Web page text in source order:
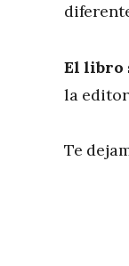
El libro
la
Te